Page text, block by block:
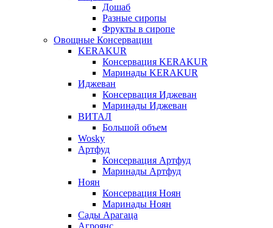
Дошаб
Разные сиропы
Фрукты в сиропе
Овощные Консервации
KERAKUR
Консервация KERAKUR
Маринады KERAKUR
Иджеван
Консервация Иджеван
Маринады Иджеван
ВИТАЛ
Большой объем
Wosky
Артфуд
Консервация Артфуд
Маринады Артфуд
Ноян
Консервация Ноян
Маринады Ноян
Сады Арагаца
Агроянс